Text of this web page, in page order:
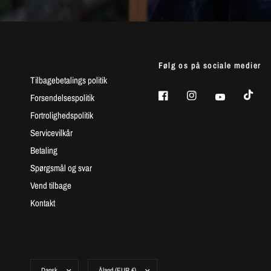
Tilbagebetalings politik
Forsendelsespolitik
Fortrolighedspolitik
Servicevilkår
Betaling
Spørgsmål og svar
Vend tilbage
Kontakt
Følg os på sociale medier